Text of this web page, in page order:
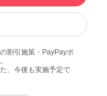
割引施策・PayPayポ
、今後も実施予定で